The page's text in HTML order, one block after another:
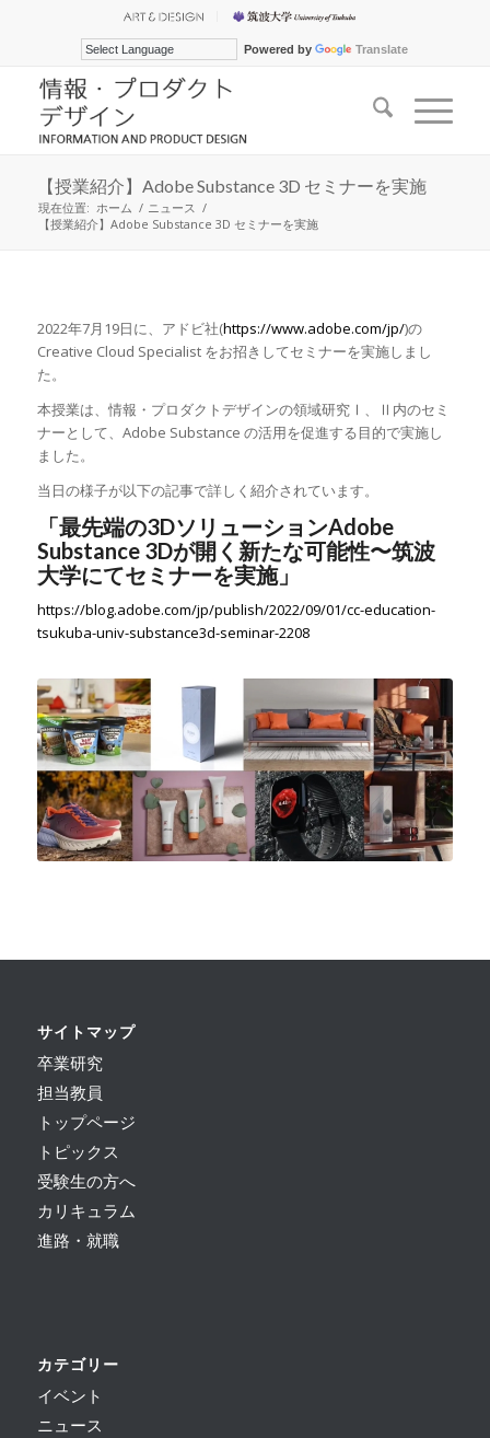
Powered by Translate
【授業紹介】Adobe Substance 3D セミナーを実施
現在位置: ホーム / ニュース /
【授業紹介】Adobe Substance 3D セミナーを実施
2022年7月19日に、アドビ社(https://www.adobe.com/jp/)の
Creative Cloud Specialist をお招きしてセミナーを実施しまし
た。
本授業は、情報・プロダクトデザインの領域研究Ⅰ、Ⅱ内のセミ
ナーとして、Adobe Substance の活用を促進する目的で実施し
ました。
当日の様子が以下の記事で詳しく紹介されています。
「最先端の3DソリューションAdobe
Substance 3Dが開く新たな可能性〜筑波
大学にてセミナーを実施」
https://blog.adobe.com/jp/publish/2022/09/01/cc-education-
tsukuba-univ-substance3d-seminar-2208
サイトマップ
卒業研究
担当教員
トップページ
トピックス
受験生の方へ
カリキュラム
進路・就職
カテゴリー
イベント
ニュース